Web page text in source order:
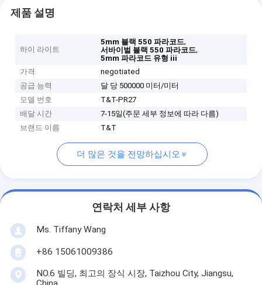
제품 설명
하이 라이트
5mm 블랙 550 파라코드,
서바이벌 블랙 550 파라코드,
5mm 파라코드 유형 iii
가격
negotiated
공급 능력
달 당 500000 미터/미터
모델 번호
T&T-PR27
배달 시간
7-15일(주문 세부 정보에 따라 다름)
브랜드 이름
T&T
더 많은 것을 전망하십시오
연락처 세부 사항
Ms. Tiffany Wang
+86 15061009386
NO.6 빌딩, 최고의 장식 시장, Taizhou City, Jiangsu,